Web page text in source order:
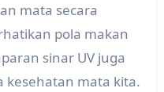
mata secara
pola makan
sinar UV juga
kesehatan mata kita.